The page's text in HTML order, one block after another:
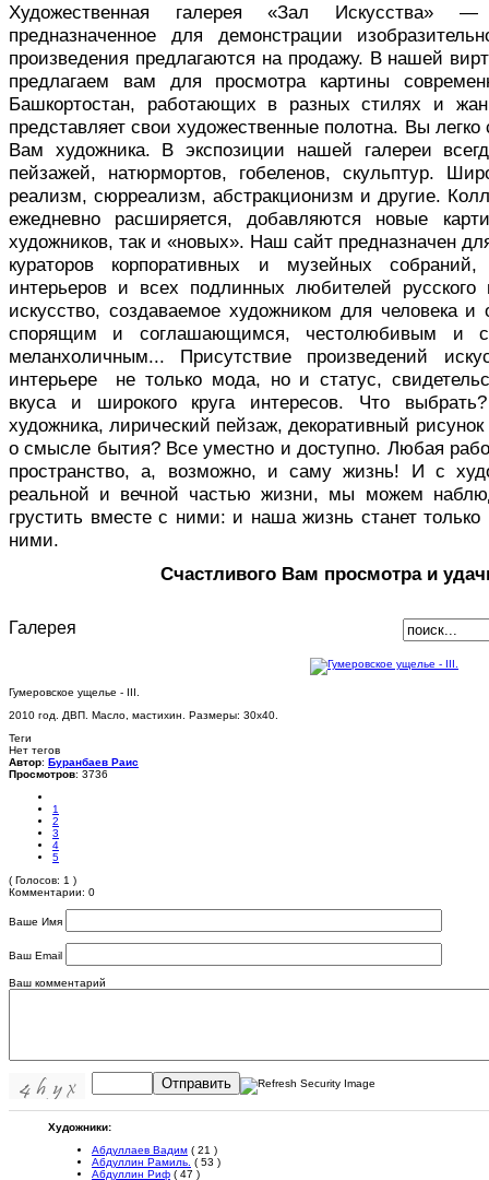
Художественная галерея «Зал Искусства» —
предназначенное для демонстрации
произведения предлагаются на продажу. В нашей
предлагаем вам для просмотра картины
Башкортостан, работающих в разных стилях и
представляет свои художественные полотна. Вы
Вам художника. В экспозиции нашей галереи
пейзажей, натюрмортов, гобеленов, скульптур.
реализм, сюрреализм, абстракционизм и другие.
ежедневно расширяется, добавляются новые
художников, так и «новых». Наш сайт предназначен
кураторов корпоративных и музейных
интерьеров и всех подлинных любителей
искусство, создаваемое художником для человека и
спорящим и соглашающимся, честолюбивым и
меланхоличным... Присутствие произведений
интерьере не только мода, но и статус,
вкуса и широкого круга интересов. Что
художника, лирический пейзаж, декоративный
о смысле бытия? Все уместно и доступно. Любая
пространство, а, возможно, и саму жизнь! И с
реальной и вечной частью жизни, мы можем
грустить вместе с ними: и наша жизнь станет только
ними.
Счастливого Вам просмотра и
Галерея
Гумеровское ущелье - III.
2010 год. ДВП. Масло, мастихин. Размеры: 30х40.
Теги
Нет тегов
Автор: Буранбаев Раис
Просмотров: 3736
1
2
3
4
5
( Голосов: 1 )
Комментарии: 0
Ваше Имя
Ваш Email
Ваш комментарий
Отправить
Художники:
Абдуллаев Вадим ( 21 )
Абдуллин Рамиль. ( 53 )
Абдуллин Риф ( 47 )